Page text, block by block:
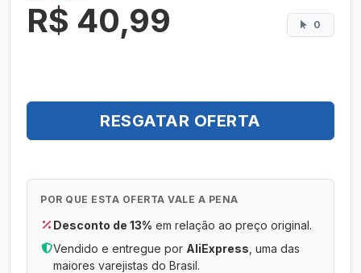
R$ 40,99 0
RESGATAR OFERTA
POR QUE ESTA OFERTA VALE A PENA
Desconto de 13% em relação ao preço original.
Vendido e entregue por AliExpress , uma das
maiores varejistas do Brasil.